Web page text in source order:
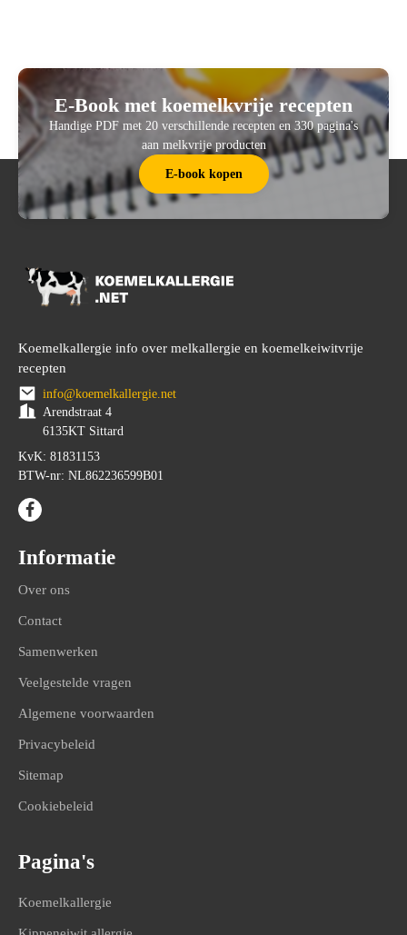
E-Book met koemelkvrije recepten
Handige PDF met 20 verschillende recepten en 330 pagina's
aan melkvrije producten
E-book kopen
Koemelkallergie info over melkallergie en koemelkeiwitvrije
recepten
info@koemelkallergie.net
Arendstraat 4
6135KT Sittard
KvK: 81831153
BTW-nr: NL862236599B01
Informatie
Over ons
Contact
Samenwerken
Veelgestelde vragen
Algemene voorwaarden
Privacybeleid
Sitemap
Cookiebeleid
Pagina's
Koemelkallergie